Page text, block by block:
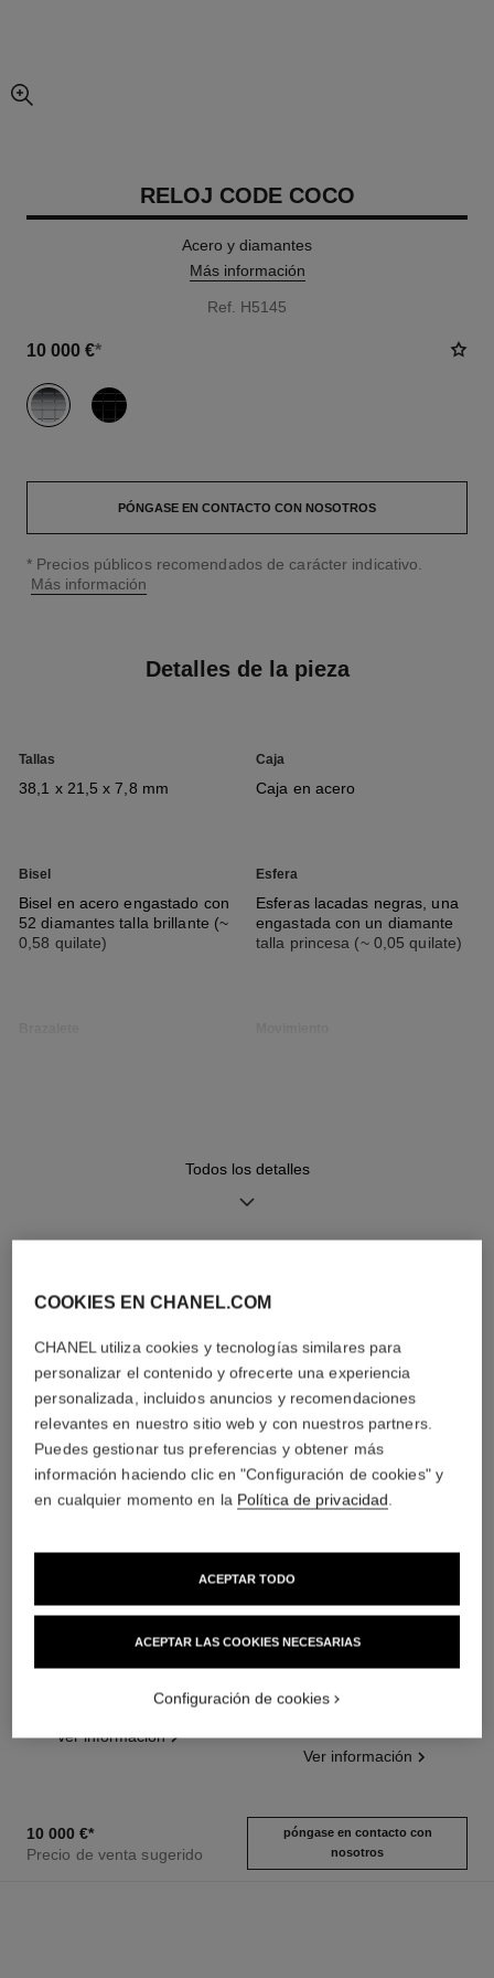
imagen agrandada
RELOJ CODE COCO
Acero y diamantes
Más información
Ref. H5145
10 000 €*
variante (2)
PÓNGASE EN CONTACTO CON NOSOTROS
↩
* Precios públicos recomendados de carácter indicativo.
Más información
Detalles de la pieza
Tallas
38,1 x 21,5 x 7,8 mm
Caja
Caja en acero
Bisel
Bisel en acero engastado con
52 diamantes talla brillante (~
0,58 quilate)
Esfera
Esferas lacadas negras, una
engastada con un diamante
talla princesa (~ 0,05 quilate)
Hermeticidad
Consejos de
Todos los detalles
DESCUBRA TAMBIÉN
Ver información
negra, acero y diamantes
Ver información
10 000 €*
Precio de venta sugerido
póngase en contacto con
nosotros
COOKIES EN CHANEL.COM
CHANEL utiliza cookies y tecnologías similares para
personalizar el contenido y ofrecerte una experiencia
personalizada, incluidos anuncios y recomendaciones
relevantes en nuestro sitio web y con nuestros partners.
Puedes gestionar tus preferencias y obtener más
información haciendo clic en "Configuración de cookies" y
en cualquier momento en la Política de privacidad.
ACEPTAR LAS COOKIES NECESARIAS
ACEPTAR TODO
Configuración de cookies